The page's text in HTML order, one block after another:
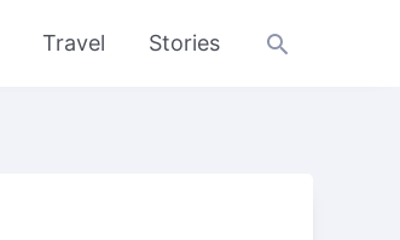
Travel Stories Search